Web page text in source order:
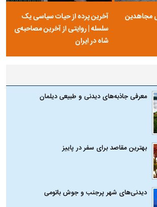
مجاهدین
آخرین پرده از حیات سیاسی یک
سلسله | روایتی از آخرین مصاحبه‌ی
شاه در ایران
معرفی جاذبه‌های دیدنی و طبیعی دیلمان
بهترین مقاصد برای سفر در پاییز
دیدنی‌های شهر پرجنب و جوش باتومی